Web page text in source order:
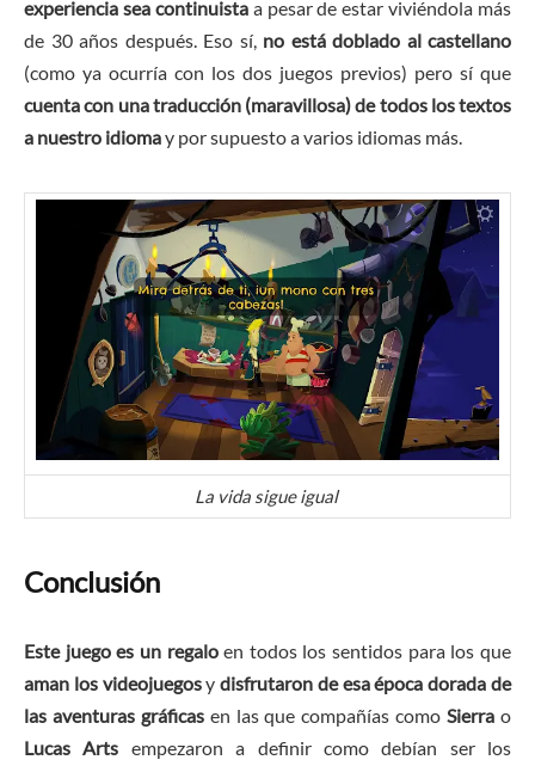
experiencia sea continuistaa pesar de estar viviéndola más
de 30 años después. Eso sí, no está doblado al castellano
(como ya ocurría con los dos juegos previos) pero sí que
cuenta con una traducción (maravillosa) de todos los textos
a nuestro idiomay por supuesto a varios idiomas más.
La vida sigue igual
Conclusión
Este juego es un regaloen todos los sentidos para los que
aman los videojuegosydisfrutaron de esa época dorada de
las aventuras gráficasen las que compañías comoSierra o
Lucas Arts empezaron a definir como debían ser los